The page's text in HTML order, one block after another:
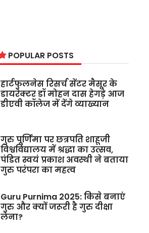
POPULAR POSTS
हार्टफुलनेस रिसर्च सेंटर मैसूर के
डायरेक्टर डॉ मोहन दास हेगड़े आज
डीएवी कॉलेज में देंगे व्याख्यान
गुरु पूर्णिमा पर छत्रपति शाहूजी
विश्वविद्यालय में श्रद्धा का उत्सव,
पंडित स्वयं प्रकाश अवस्थी ने बताया
गुरु परंपरा का महत्व
Guru Purnima 2025: किसे बनाएं
गुरु और क्यों जरूरी है गुरु दीक्षा
लेना?